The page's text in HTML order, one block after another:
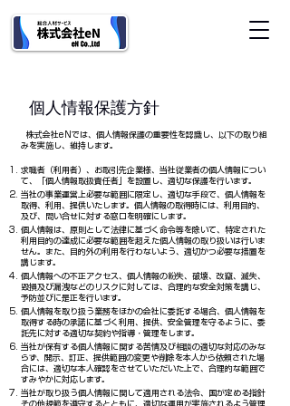
個人情報保護方針
​ 株式会社eNでは、個人情報保護の重要性を認識し、以下の取り組
みを実施し、維持します。
求職者（利用者）、お取引先企業様、当社従業者の個人情報につい
て、「個人情報取扱責任者」を設置し、適切な保護を行います。
当社の事業運営上必要な範囲に限定し、適切な手段で、個人情報を
取得、利用、提供いたします。個人情報の取得時には、利用目的、
及び、問い合せに対する窓口を明確にします。
個人情報は、原則として法律に基づく命令等を除いて、特定された
利用目的の達成に必要な範囲を超えた個人情報の取り扱いは行いま
せん。また、目的外の利用を行わないよう、適切かつ必要な措置を
講じます。
個人情報への不正アクセス、個人情報の紛失、破壊、改竄、滅失、
毀損及び漏洩などのリスクに対しては、合理的な安全対策を講じ、
予防並びに是正を行います。
個人情報を取り扱う業務をほかの会社に委託する場合、個人情報を
取得する時の承諾に基づく利用、提供、安全管理を守るように、委
託先に対する適切な契約や指導・管理をします。
当社が保有する個人情報に関する苦情及び相談の適切な対応のみな
らず、開示、訂正、提供範囲の変更や削除を本人から依頼された場
合には、適切な本人確認をさせていただいた上で、合理的な範囲で
すみやかに対応します。
当社が取り扱う個人情報に関して適用される法令、国が定める指針
その他規範を遵守するとともに、適切な運用が実施されるよう管理